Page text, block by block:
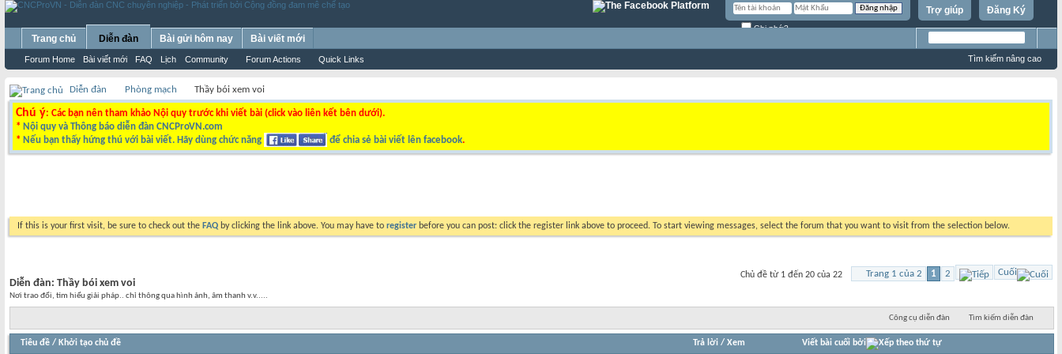
Đăng Ký
Trợ giúp
Ghi nhớ?
Trang chủ Diễn đàn
Forum Home Bài viết mới FAQ Lịch Community Forum Actions Quick Links
Bài gửi hôm nay Bài viết mới
Tìm kiếm nâng cao
Diễn đàn Phòng mạch Thầy bói xem voi
Chú ý: Các bạn nên tham khảo Nội quy trước khi viết bài (click vào liên kết bên dưới).
* Nội quy và Thông báo diễn đàn CNCProVN.com
* Nếu bạn thấy hứng thú với bài viết. Hãy dùng chức năng để chia sẻ bài viết lên facebook.
If this is your first visit, be sure to check out the FAQ by clicking the link above. You may have to register before you can post: click the register link above to proceed. To start viewing messages, select the forum that you want to visit from the selection below.
Trang 1 của 2 1 2 Cuối
Chủ đề từ 1 đến 20 của 22
Diễn đàn: Thầy bói xem voi
Nơi trao đổi, tìm hiểu giải pháp.. chỉ thông qua hình ảnh, âm thanh v.v.....
Công cụ diễn đàn Tìm kiếm diễn đàn
Tiêu đề / Khởi tạo chủ đề Trả lời/ Xem Viết bài cuối bởi